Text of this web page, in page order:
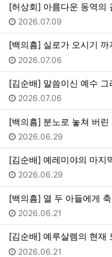
[허상회] 아름다운 동역의
등록일
2026.07.09
[백의흠] 실로가 오시기 까
등록일
2026.07.06
[김순배] 말씀이신 예수
등록일
2026.07.06
[백의흠] 분노로 놓쳐 버린
등록일
2026.06.29
[김순배] 예레미야의 마지
등록일
2026.06.29
[백의흠] 열 두 아들에게
등록일
2026.06.21
[김순배] 예루살렘의 현재
등록일
2026.06.21